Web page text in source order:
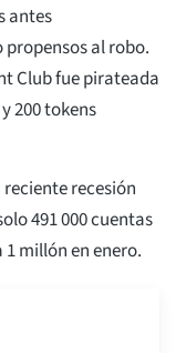
antes
al robo.
Club fue pirateada
200 tokens
recesión
491 000 cuentas
millón en enero.